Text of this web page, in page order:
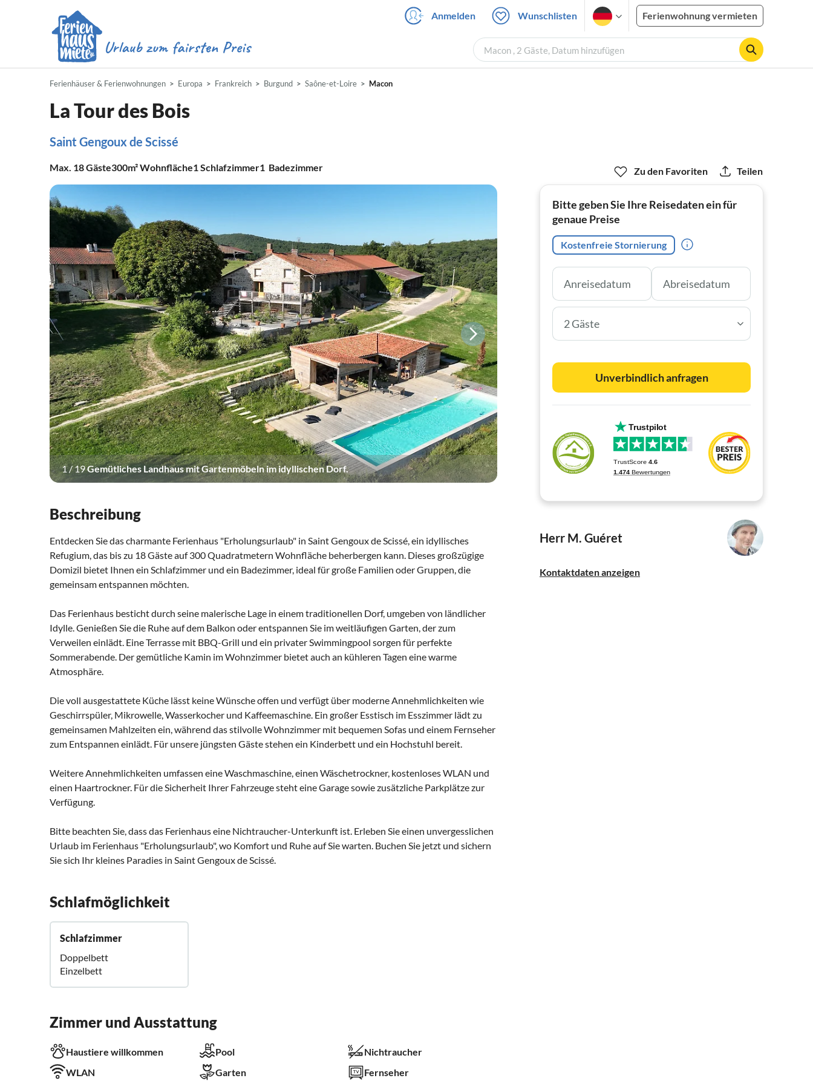
Anmelden Wunschlisten Ferienwohnung vermieten
Macon , 2 Gäste, Datum hinzufügen
Ferienhäuser & Ferienwohnungen Europa Frankreich Burgund Saône-et-Loire Macon
La Tour des Bois
Saint Gengoux de Scissé
Max. 18Gäste300m²Wohnfläche1Schlafzimmer1 Badezimmer
1/19Gemütliches Landhaus mit Gartenmöbeln im idyllischen Dorf.
Beschreibung
Entdecken Sie das charmante Ferienhaus "Erholungsurlaub" in Saint Gengoux de Scissé, ein idyllisches
Refugium, das bis zu 18 Gäste auf 300 Quadratmetern Wohnfläche beherbergen kann. Dieses großzügige
Domizil bietet Ihnen ein Schlafzimmer und ein Badezimmer, ideal für große Familien oder Gruppen, die
gemeinsam entspannen möchten.
Das Ferienhaus besticht durch seine malerische Lage in einem traditionellen Dorf, umgeben von ländlicher
Idylle. Genießen Sie die Ruhe auf dem Balkon oder entspannen Sie im weitläufigen Garten, der zum
Verweilen einlädt. Eine Terrasse mit BBQ-Grill und ein privater Swimmingpool sorgen für perfekte
Sommerabende. Der gemütliche Kamin im Wohnzimmer bietet auch an kühleren Tagen eine warme
Atmosphäre.
Die voll ausgestattete Küche lässt keine Wünsche offen und verfügt über moderne Annehmlichkeiten wie
Geschirrspüler, Mikrowelle, Wasserkocher und Kaffeemaschine. Ein großer Esstisch im Esszimmer lädt zu
gemeinsamen Mahlzeiten ein, während das stilvolle Wohnzimmer mit bequemen Sofas und einem Fernseher
zum Entspannen einlädt. Für unsere jüngsten Gäste stehen ein Kinderbett und ein Hochstuhl bereit.
Weitere Annehmlichkeiten umfassen eine Waschmaschine, einen Wäschetrockner, kostenloses WLAN und
einen Haartrockner. Für die Sicherheit Ihrer Fahrzeuge steht eine Garage sowie zusätzliche Parkplätze zur
Verfügung.
Bitte beachten Sie, dass das Ferienhaus eine Nichtraucher-Unterkunft ist. Erleben Sie einen unvergesslichen
Urlaub im Ferienhaus "Erholungsurlaub", wo Komfort und Ruhe auf Sie warten. Buchen Sie jetzt und sichern
Sie sich Ihr kleines Paradies in Saint Gengoux de Scissé.
Schlafmöglichkeit
Schlafzimmer
Doppelbett
Einzelbett
Zimmer und Ausstattung
Haustiere willkommen Pool
Nichtraucher
WLAN
Garten
Fernseher
Zu den Favoriten Teilen
Bitte geben Sie Ihre Reisedaten ein für
genaue Preise
Kostenfreie Stornierung
2 Gäste
Unverbindlich anfragen
Herr M. Guéret
Kontaktdaten anzeigen